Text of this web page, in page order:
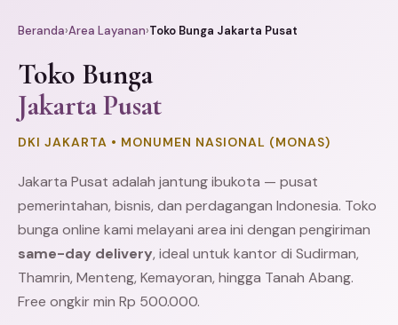
Beranda›Area Layanan›Toko Bunga Jakarta Pusat
Toko Bunga
Jakarta Pusat
DKI JAKARTA • MONUMEN NASIONAL (MONAS)
Jakarta Pusat adalah jantung ibukota — pusat
pemerintahan, bisnis, dan perdagangan Indonesia. Toko
bunga online kami melayani area ini dengan pengiriman
same-day delivery, ideal untuk kantor di Sudirman,
Thamrin, Menteng, Kemayoran, hingga Tanah Abang.
Free ongkir min Rp 500.000.